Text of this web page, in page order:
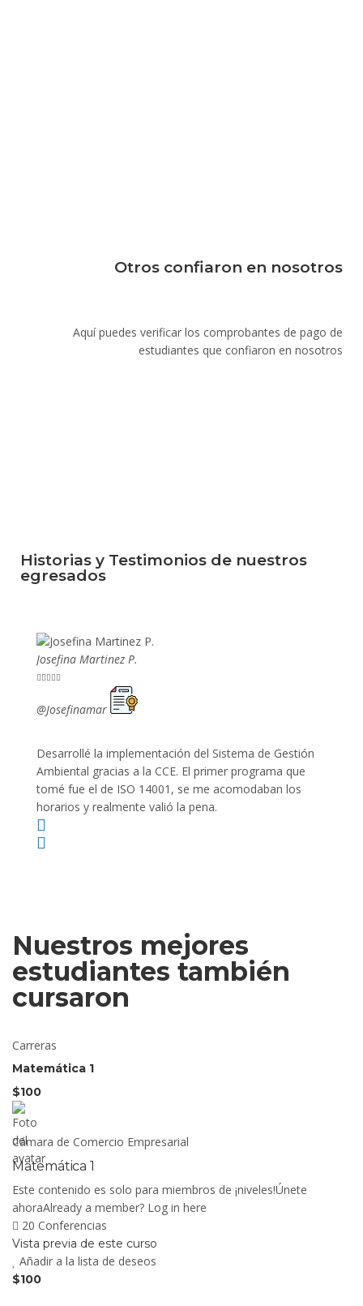
Otros confiaron en nosotros
Aquí puedes verificar los comprobantes de pago de
estudiantes que confiaron en nosotros
Historias y Testimonios de nuestros
egresados
Josefina Martinez P.

@Josefinamar
Desarrollé la implementación del Sistema de Gestión
Ambiental gracias a la CCE. El primer programa que
tomé fue el de ISO 14001, se me acomodaban los
horarios y realmente valió la pena.
Nuestros mejores
estudiantes también
cursaron
Carreras
Matemática 1
$100
Cámara de Comercio Empresarial
Matemática 1
Este contenido es solo para miembros de ¡niveles!Únete
ahoraAlready a member? Log in here
20 Conferencias
Vista previa de este curso
Añadir a la lista de deseos
$100